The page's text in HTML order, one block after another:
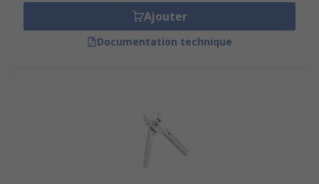
Ajouter
Documentation technique